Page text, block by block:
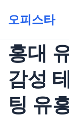
오피스타
홍대
감성
팅 유